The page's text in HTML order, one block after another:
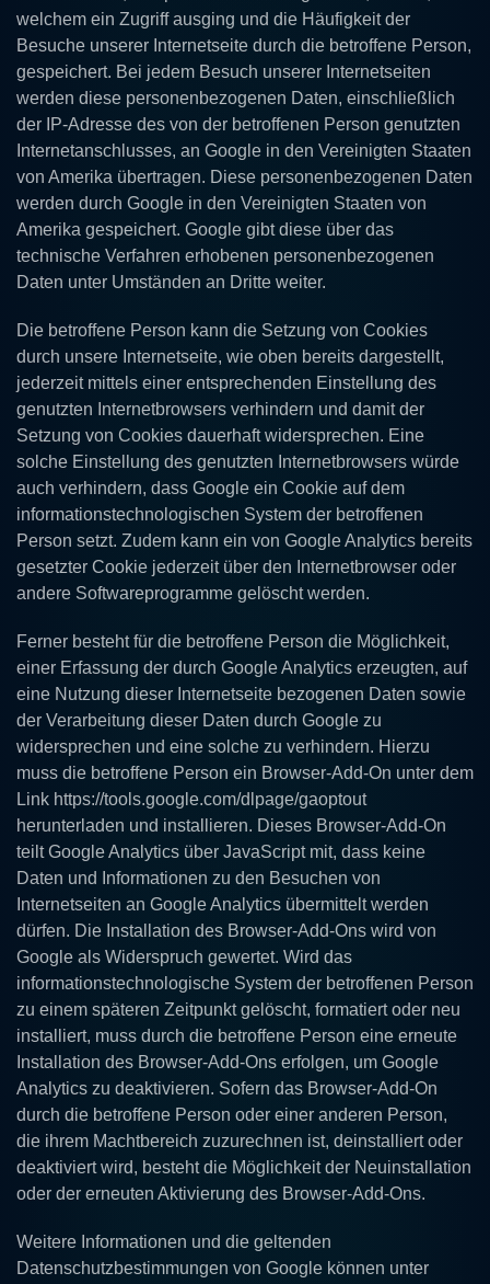
welchem ein Zugriff ausging und die Häufigkeit der
Besuche unserer Internetseite durch die betroffene Person,
gespeichert. Bei jedem Besuch unserer Internetseiten
werden diese personenbezogenen Daten, einschließlich
der IP-Adresse des von der betroffenen Person genutzten
Internetanschlusses, an Google in den Vereinigten Staaten
von Amerika übertragen. Diese personenbezogenen Daten
werden durch Google in den Vereinigten Staaten von
Amerika gespeichert. Google gibt diese über das
technische Verfahren erhobenen personenbezogenen
Daten unter Umständen an Dritte weiter.
Die betroffene Person kann die Setzung von Cookies
durch unsere Internetseite, wie oben bereits dargestellt,
jederzeit mittels einer entsprechenden Einstellung des
genutzten Internetbrowsers verhindern und damit der
Setzung von Cookies dauerhaft widersprechen. Eine
solche Einstellung des genutzten Internetbrowsers würde
auch verhindern, dass Google ein Cookie auf dem
informationstechnologischen System der betroffenen
Person setzt. Zudem kann ein von Google Analytics bereits
gesetzter Cookie jederzeit über den Internetbrowser oder
andere Softwareprogramme gelöscht werden.
Ferner besteht für die betroffene Person die Möglichkeit,
einer Erfassung der durch Google Analytics erzeugten, auf
eine Nutzung dieser Internetseite bezogenen Daten sowie
der Verarbeitung dieser Daten durch Google zu
widersprechen und eine solche zu verhindern. Hierzu
muss die betroffene Person ein Browser-Add-On unter dem
Link https://tools.google.com/dlpage/gaoptout
herunterladen und installieren. Dieses Browser-Add-On
teilt Google Analytics über JavaScript mit, dass keine
Daten und Informationen zu den Besuchen von
Internetseiten an Google Analytics übermittelt werden
dürfen. Die Installation des Browser-Add-Ons wird von
Google als Widerspruch gewertet. Wird das
informationstechnologische System der betroffenen Person
zu einem späteren Zeitpunkt gelöscht, formatiert oder neu
installiert, muss durch die betroffene Person eine erneute
Installation des Browser-Add-Ons erfolgen, um Google
Analytics zu deaktivieren. Sofern das Browser-Add-On
durch die betroffene Person oder einer anderen Person,
die ihrem Machtbereich zuzurechnen ist, deinstalliert oder
deaktiviert wird, besteht die Möglichkeit der Neuinstallation
oder der erneuten Aktivierung des Browser-Add-Ons.
Weitere Informationen und die geltenden
Datenschutzbestimmungen von Google können unter